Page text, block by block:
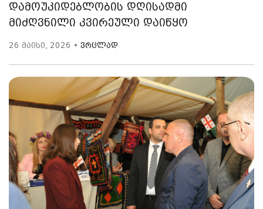
დამოუკიდებლობის დღისადმი
მიძღვნილი კვირეული დაიწყო
26 მაისი, 2026 • ვრცლად